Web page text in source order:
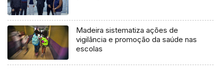
Madeira sistematiza ações de
vigilância e promoção da saúde nas
escolas